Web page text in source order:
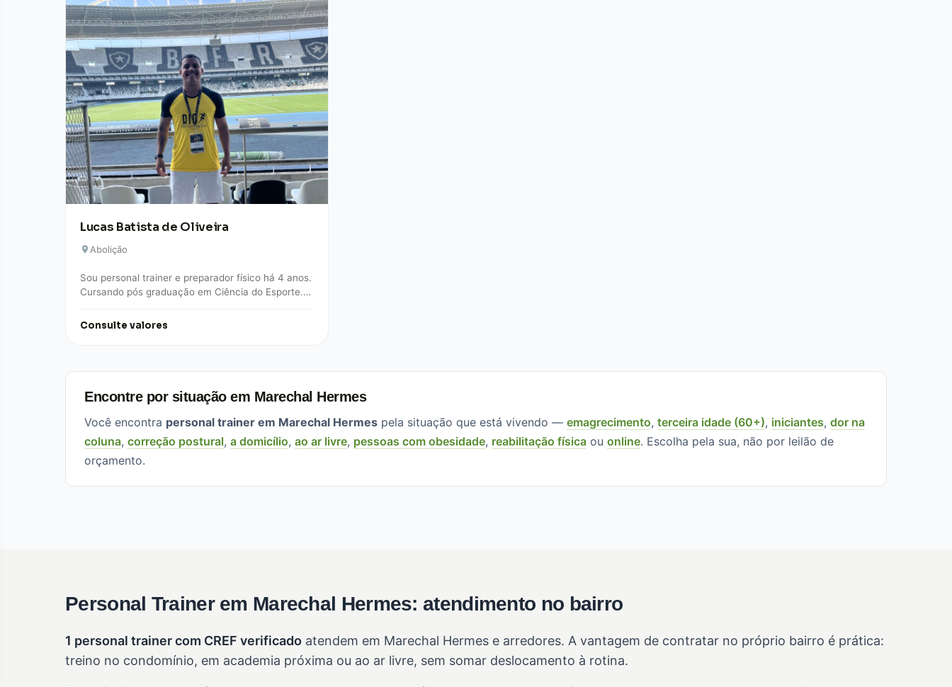
Lucas Batista de Oliveira
Abolição
Sou personal trainer e preparador físico há 4 anos.
Cursando pós graduação em Ciência do Esporte.
Consulte valores
Encontre por situação em Marechal Hermes
Você encontra personal trainer em Marechal Hermes pela situação que está vivendo — emagrecimento, terceira idade (60+), iniciantes, dor na
coluna, correção postural, a domicílio, ao ar livre, pessoas com obesidade, reabilitação física ou online. Escolha pela sua, não por leilão de
orçamento.
Personal Trainer em Marechal Hermes: atendimento no bairro
1 personal trainer com CREF verificado atendem em Marechal Hermes e arredores. A vantagem de contratar no próprio bairro é prática:
treino no condomínio, em academia próxima ou ao ar livre, sem somar deslocamento à rotina.